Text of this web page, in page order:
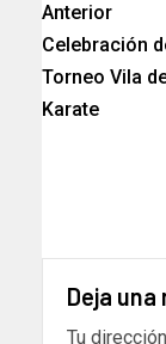
Anterior
Celebración
Torneo Vila
Karate
Deja
Tu